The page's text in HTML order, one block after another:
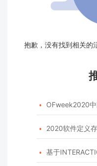
抱歉，没有找到相关的
 OFweek2020
 2020软件定义
 基于INTERACTION